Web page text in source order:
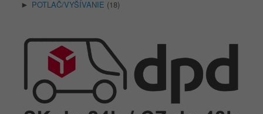
► POTLAČ/VYŠÍVANIE (18)